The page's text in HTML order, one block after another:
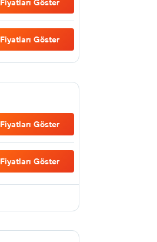
Fiyatları Göster
Fiyatları Göster
Fiyatları Göster
Fiyatları Göster